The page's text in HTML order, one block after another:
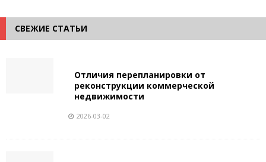
СВЕЖИЕ СТАТЬИ
Отличия перепланировки от
реконструкции коммерческой
недвижимости
2026-03-02